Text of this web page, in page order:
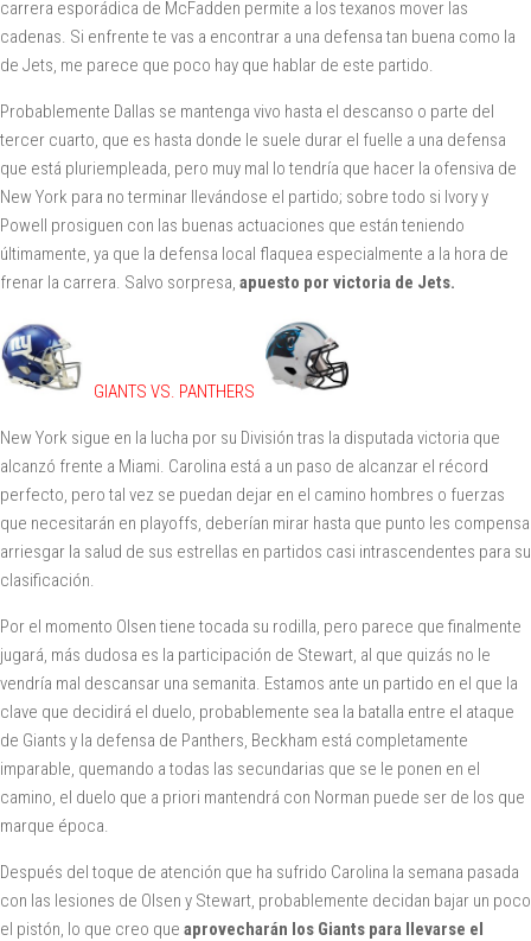
carrera esporádica de McFadden permite a los texanos mover las
cadenas. Si enfrente te vas a encontrar a una defensa tan buena como la
de Jets, me parece que poco hay que hablar de este partido.
Probablemente Dallas se mantenga vivo hasta el descanso o parte del
tercer cuarto, que es hasta donde le suele durar el fuelle a una defensa
que está pluriempleada, pero muy mal lo tendría que hacer la ofensiva de
New York para no terminar llevándose el partido; sobre todo si Ivory y
Powell prosiguen con las buenas actuaciones que están teniendo
últimamente, ya que la defensa local flaquea especialmente a la hora de
frenar la carrera. Salvo sorpresa, apuesto por victoria de Jets.
GIANTS VS. PANTHERS
New York sigue en la lucha por su División tras la disputada victoria que
alcanzó frente a Miami. Carolina está a un paso de alcanzar el récord
perfecto, pero tal vez se puedan dejar en el camino hombres o fuerzas
que necesitarán en playoffs, deberían mirar hasta que punto les compensa
arriesgar la salud de sus estrellas en partidos casi intrascendentes para su
clasificación.
Por el momento Olsen tiene tocada su rodilla, pero parece que finalmente
jugará, más dudosa es la participación de Stewart, al que quizás no le
vendría mal descansar una semanita. Estamos ante un partido en el que la
clave que decidirá el duelo, probablemente sea la batalla entre el ataque
de Giants y la defensa de Panthers, Beckham está completamente
imparable, quemando a todas las secundarias que se le ponen en el
camino, el duelo que a priori mantendrá con Norman puede ser de los que
marque época.
Después del toque de atención que ha sufrido Carolina la semana pasada
con las lesiones de Olsen y Stewart, probablemente decidan bajar un poco
el pistón, lo que creo que aprovecharán los Giants para llevarse el